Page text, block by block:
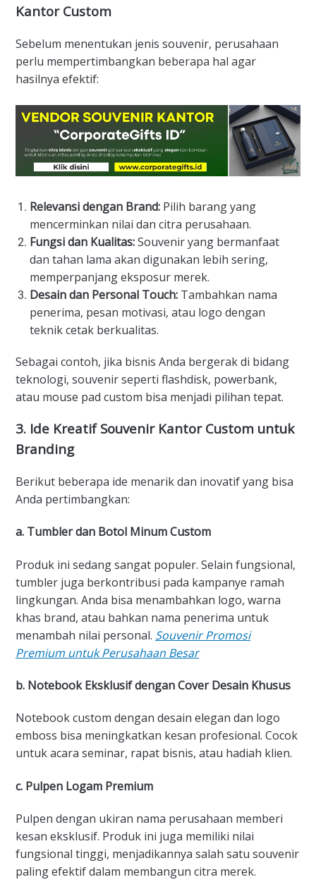
Kantor Custom
Sebelum menentukan jenis souvenir, perusahaan
perlu mempertimbangkan beberapa hal agar
hasilnya efektif:
Relevansi dengan Brand: Pilih barang yang
mencerminkan nilai dan citra perusahaan.
Fungsi dan Kualitas:Souvenir yang bermanfaat
dan tahan lama akan digunakan lebih sering,
memperpanjang eksposur merek.
Desain dan Personal Touch: Tambahkan nama
penerima, pesan motivasi, atau logo dengan
teknik cetak berkualitas.
Sebagai contoh, jika bisnis Anda bergerak di bidang
teknologi, souvenir seperti flashdisk, powerbank,
atau mouse pad custom bisa menjadi pilihan tepat.
3. Ide Kreatif Souvenir Kantor Custom untuk
Branding
Berikut beberapa ide menarik dan inovatif yang bisa
Anda pertimbangkan:
a. Tumbler dan Botol Minum Custom
Produk ini sedang sangat populer. Selain fungsional,
tumbler juga berkontribusi pada kampanye ramah
lingkungan. Anda bisa menambahkan logo, warna
khas brand, atau bahkan nama penerima untuk
menambah nilai personal. Souvenir Promosi
Premium untuk Perusahaan Besar
b. Notebook Eksklusif dengan Cover Desain Khusus
Notebook custom dengan desain elegan dan logo
emboss bisa meningkatkan kesan profesional. Cocok
untuk acara seminar, rapat bisnis, atau hadiah klien.
c. Pulpen Logam Premium
Pulpen dengan ukiran nama perusahaan memberi
kesan eksklusif. Produk ini juga memiliki nilai
fungsional tinggi, menjadikannya salah satu souvenir
paling efektif dalam membangun citra merek.